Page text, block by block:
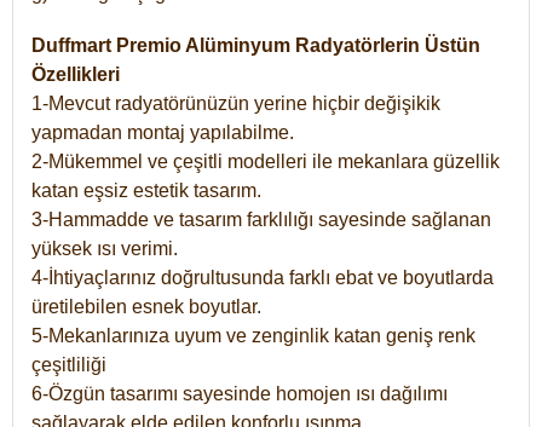
Duffmart Premio Alüminyum Radyatörlerin Üstün
Özellikleri
1-Mevcut radyatörünüzün yerine hiçbir değişikik
yapmadan montaj yapılabilme.
2-Mükemmel ve çeşitli modelleri ile mekanlara güzellik
katan eşsiz estetik tasarım.
3-Hammadde ve tasarım farklılığı sayesinde sağlanan
yüksek ısı verimi.
4-İhtiyaçlarınız doğrultusunda farklı ebat ve boyutlarda
üretilebilen esnek boyutlar.
5-Mekanlarınıza uyum ve zenginlik katan geniş renk
çeşitliliği
6-Özgün tasarımı sayesinde homojen ısı dağılımı
sağlayarak elde edilen konforlu ısınma